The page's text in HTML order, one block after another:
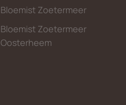
Bloemist Zoetermeer
Bloemist Zoetermeer
Oosterheem